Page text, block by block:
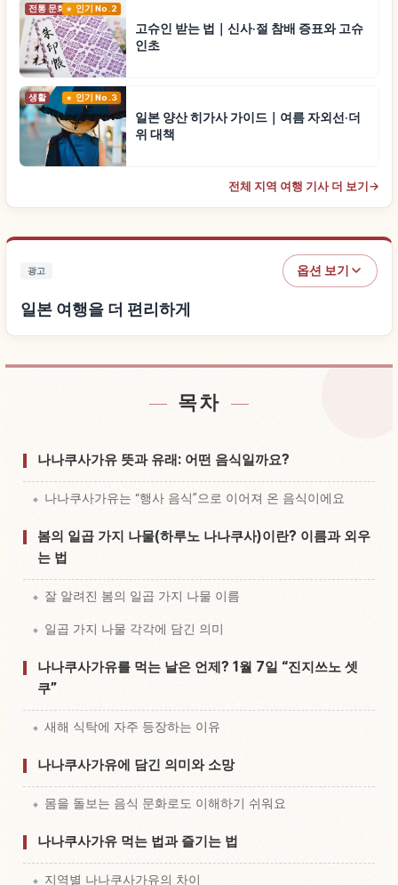
전통 문화 인기 No.2
고슈인 받는 법｜신사·절 참배 증표와 고슈
인초
생활 인기 No.3
일본 양산 히가사 가이드｜여름 자외선·더
위 대책
전체 지역 여행 기사 더 보기 →
광고 옵션 보기
일본 여행을 더 편리하게
일본 근처 숙소 찾기↗
일본 체험 찾기↗
목차
나나쿠사가유 뜻과 유래: 어떤 음식일까요?
나나쿠사가유는 “행사 음식”으로 이어져 온 음식이에요
봄의 일곱 가지 나물(하루노 나나쿠사)이란? 이름과 외우
는 법
잘 알려진 봄의 일곱 가지 나물 이름
일곱 가지 나물 각각에 담긴 의미
나나쿠사가유를 먹는 날은 언제? 1월 7일 “진지쓰노 셋
쿠”
새해 식탁에 자주 등장하는 이유
나나쿠사가유에 담긴 의미와 소망
몸을 돌보는 음식 문화로도 이해하기 쉬워요
나나쿠사가유 먹는 법과 즐기는 법
지역별 나나쿠사가유의 차이